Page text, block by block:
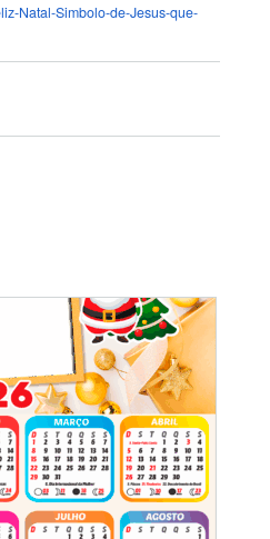
Natal-Simbolo-de-Jesus-que-